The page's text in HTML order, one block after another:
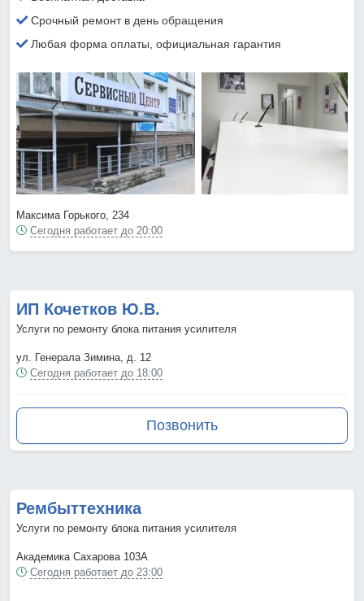
Срочный ремонт в день обращения
Любая форма оплаты, официальная гарантия
Максима Горького, 234
Сегодня работает до 20:00
ИП Кочетков Ю.В.
Услуги по ремонту блока питания усилителя
ул. Генерала Зимина, д. 12
Сегодня работает до 18:00
Позвонить
Рембыттехника
Услуги по ремонту блока питания усилителя
Академика Сахарова 103А
Сегодня работает до 23:00